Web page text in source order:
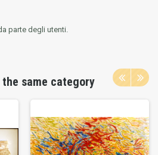
parte degli utenti.
same category